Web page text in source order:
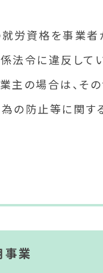
労資格を事業者
法令に違反して
主の場合は、そ
の防止等に関
事業